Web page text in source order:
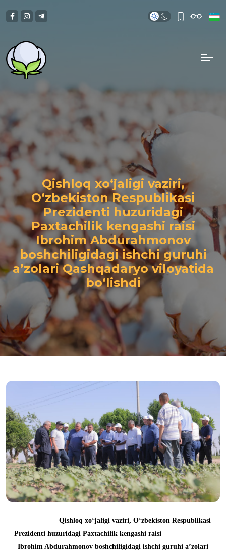
Qishloq xo‘jaligi vaziri,
O‘zbekiston Respublikasi
Prezidenti huzuridagi
Paxtachilik kengashi raisi
Ibrohim Abdurahmonov
boshchiligidagi ishchi guruhi
a’zolari Qashqadaryo viloyatida
bo‘lishdi
Qishloq xo‘jaligi vaziri, O‘zbekiston Respublikasi
Prezidenti huzuridagi Paxtachilik kengashi raisi
Ibrohim Abdurahmonov boshchiligidagi ishchi guruhi a’zolari